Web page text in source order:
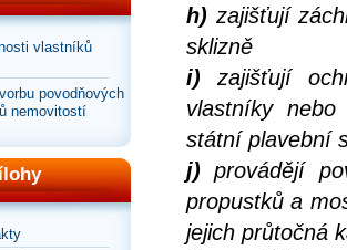
vlastníků
povodňových
nemovitostí
h) zajišťují
sklizně
i) zajišťují
vlastníky
státní plavební
j) provádějí
propustků a
jejich průtočná